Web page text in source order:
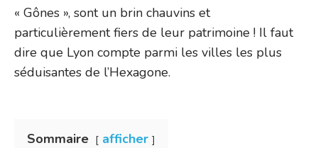
« Gônes », sont un brin chauvins et
particulièrement fiers de leur patrimoine ! Il faut
dire que Lyon compte parmi les villes les plus
séduisantes de l’Hexagone.
Sommaire afficher